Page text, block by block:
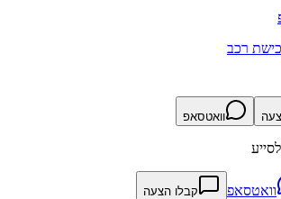
רכב
וואטסאפ
וואטסאפ קבלו הצעה